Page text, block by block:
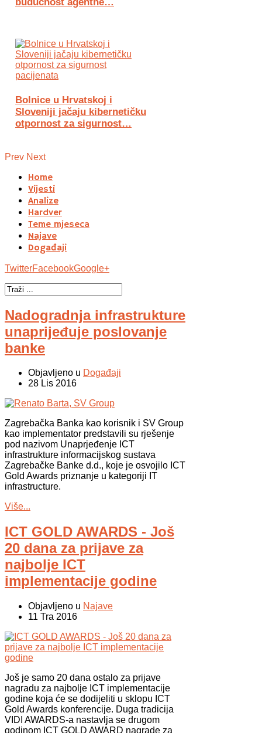
Bolnice u Hrvatskoj i
Sloveniji jačaju kibernetičku
otpornost za sigurnost…
Prev Next
Home
Vijesti
Analize
Hardver
Teme mjeseca
Najave
Događaji
TwitterFacebookGoogle+
Nadogradnja infrastrukture
unaprijeđuje poslovanje
banke
Objavljeno u Događaji
28 Lis 2016
Zagrebačka Banka kao korisnik i SV Group
kao implementator predstavili su rješenje
pod nazivom Unaprjeđenje ICT
infrastrukture informacijskog sustava
Zagrebačke Banke d.d., koje je osvojilo ICT
Gold Awards priznanje u kategoriji IT
infrastructure.
Više...
ICT GOLD AWARDS - Još
20 dana za prijave za
najbolje ICT
implementacije godine
Objavljeno u Najave
11 Tra 2016
Još je samo 20 dana ostalo za prijave
nagradu za najbolje ICT implementacije
godine koja će se dodijeliti u sklopu ICT
Gold Awards konferencije. Duga tradicija
VIDI AWARDS-a nastavlja se drugom
godinom ICT GOLD AWARD nagrade za